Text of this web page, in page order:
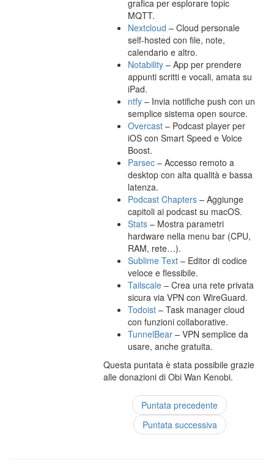
grafica per esplorare topic
MQTT.
Nextcloud – Cloud personale
self-hosted con file, note,
calendario e altro.
Notability – App per prendere
appunti scritti e vocali, amata su
iPad.
ntfy – Invia notifiche push con un
semplice sistema open source.
Overcast – Podcast player per
iOS con Smart Speed e Voice
Boost.
Parsec – Accesso remoto a
desktop con alta qualità e bassa
latenza.
Podcast Chapters – Aggiunge
capitoli ai podcast su macOS.
Stats – Mostra parametri
hardware nella menu bar (CPU,
RAM, rete…).
Sublime Text – Editor di codice
veloce e flessibile.
Tailscale – Crea una rete privata
sicura via VPN con WireGuard.
Todoist – Task manager cloud
con funzioni collaborative.
TunnelBear – VPN semplice da
usare, anche gratuita.
Questa puntata è stata possibile grazie
alle donazioni di Obi Wan Kenobi.
Puntata precedente
Puntata successiva